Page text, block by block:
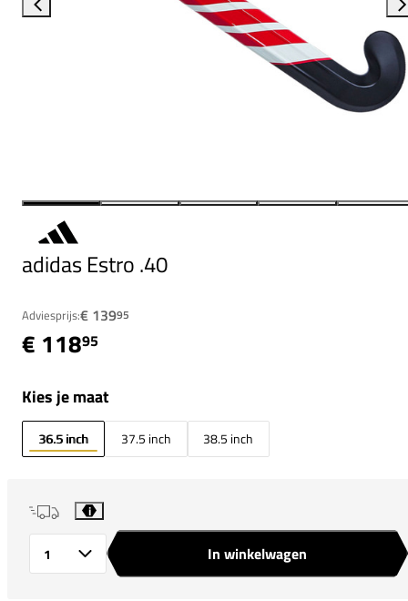
adidas Estro .40
Adviesprijs:€ 13995
€ 11895
Kies je maat
36.5 inch 37.5 inch 38.5 inch
i
In winkelwagen